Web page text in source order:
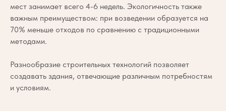
мест занимает всего 4-6 недель. Экологичность также
важным преимуществом: при возведении образуется на
70% меньше отходов по сравнению с традиционными
методами.
Разнообразие строительных технологий позволяет
создавать здания, отвечающие различным потребностям
и условиям.